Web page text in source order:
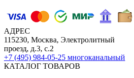
АДРЕС
115230, Москва, Электролитный
проезд, д.3, с.2
+7 (495) 984-05-25 многоканальный
КАТАЛОГ ТОВАРОВ